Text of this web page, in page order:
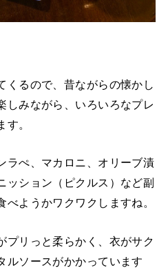
くるので、昔ながらの懐かし
しみながら、いろいろなプレ
。
ラぺ、マカロニ、オリーブ漬
ッション（ピクルス）など副
ようかワクワクしますね。
プリっと柔らかく、衣がサク
ルソースがかかっています